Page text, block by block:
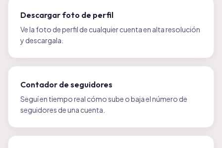
Descargar foto de perfil
Ve la foto de perfil de cualquier cuenta en alta resolución
y descargala.
Contador de seguidores
Seguí en tiempo real cómo sube o baja el número de
seguidores de una cuenta.